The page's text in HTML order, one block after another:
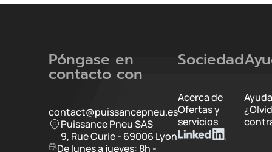
Póngase en
contacto con
contact@puissancepneu.es
Puissance Pneu SAS
9, Rue Curie - 69006 Lyon
De lunes a jueves: 8h -
Sociedad
Acerca de
Ofertas y
servicios